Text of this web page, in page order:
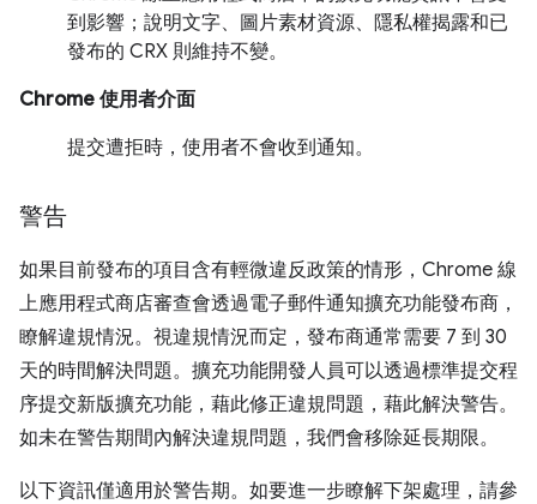
到影響；說明文字、圖片素材資源、隱私權揭露和已
發布的 CRX 則維持不變。
Chrome 使用者介面
提交遭拒時，使用者不會收到通知。
警告
如果目前發布的項目含有輕微違反政策的情形，Chrome 線
上應用程式商店審查會透過電子郵件通知擴充功能發布商，
瞭解違規情況。視違規情況而定，發布商通常需要 7 到 30
天的時間解決問題。擴充功能開發人員可以透過標準提交程
序提交新版擴充功能，藉此修正違規問題，藉此解決警告。
如未在警告期間內解決違規問題，我們會移除延長期限。
以下資訊僅適用於警告期。如要進一步瞭解下架處理，請參